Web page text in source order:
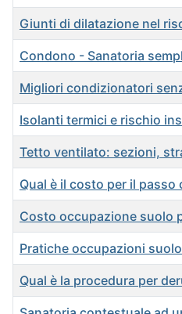
Giunti di dilatazione nel
Condono - Sanatoria
Migliori condizionatori
Isolanti termici e rischio
Tetto ventilato: sezioni,
Qual è il costo per il passo
Costo occupazione suolo
Pratiche occupazioni
Qual è la procedura per